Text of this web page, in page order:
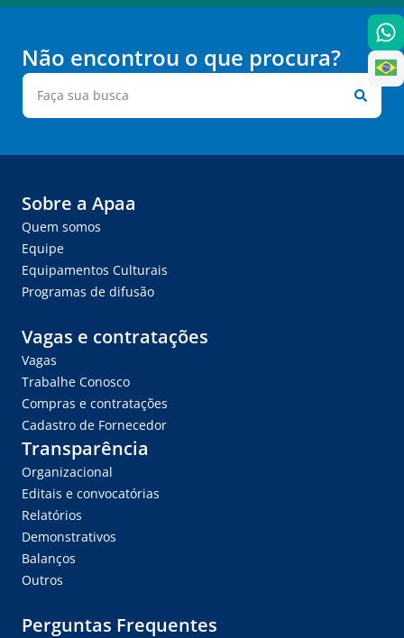
Não encontrou o que procura?
Sobre a Apaa
Quem somos
Equipe
Equipamentos Culturais
Programas de difusão
Vagas e contratações
Vagas
Trabalhe Conosco
Compras e contratações
Cadastro de Fornecedor
Transparência
Organizacional
Editais e convocatórias
Relatórios
Demonstrativos
Balanços
Outros
Perguntas Frequentes